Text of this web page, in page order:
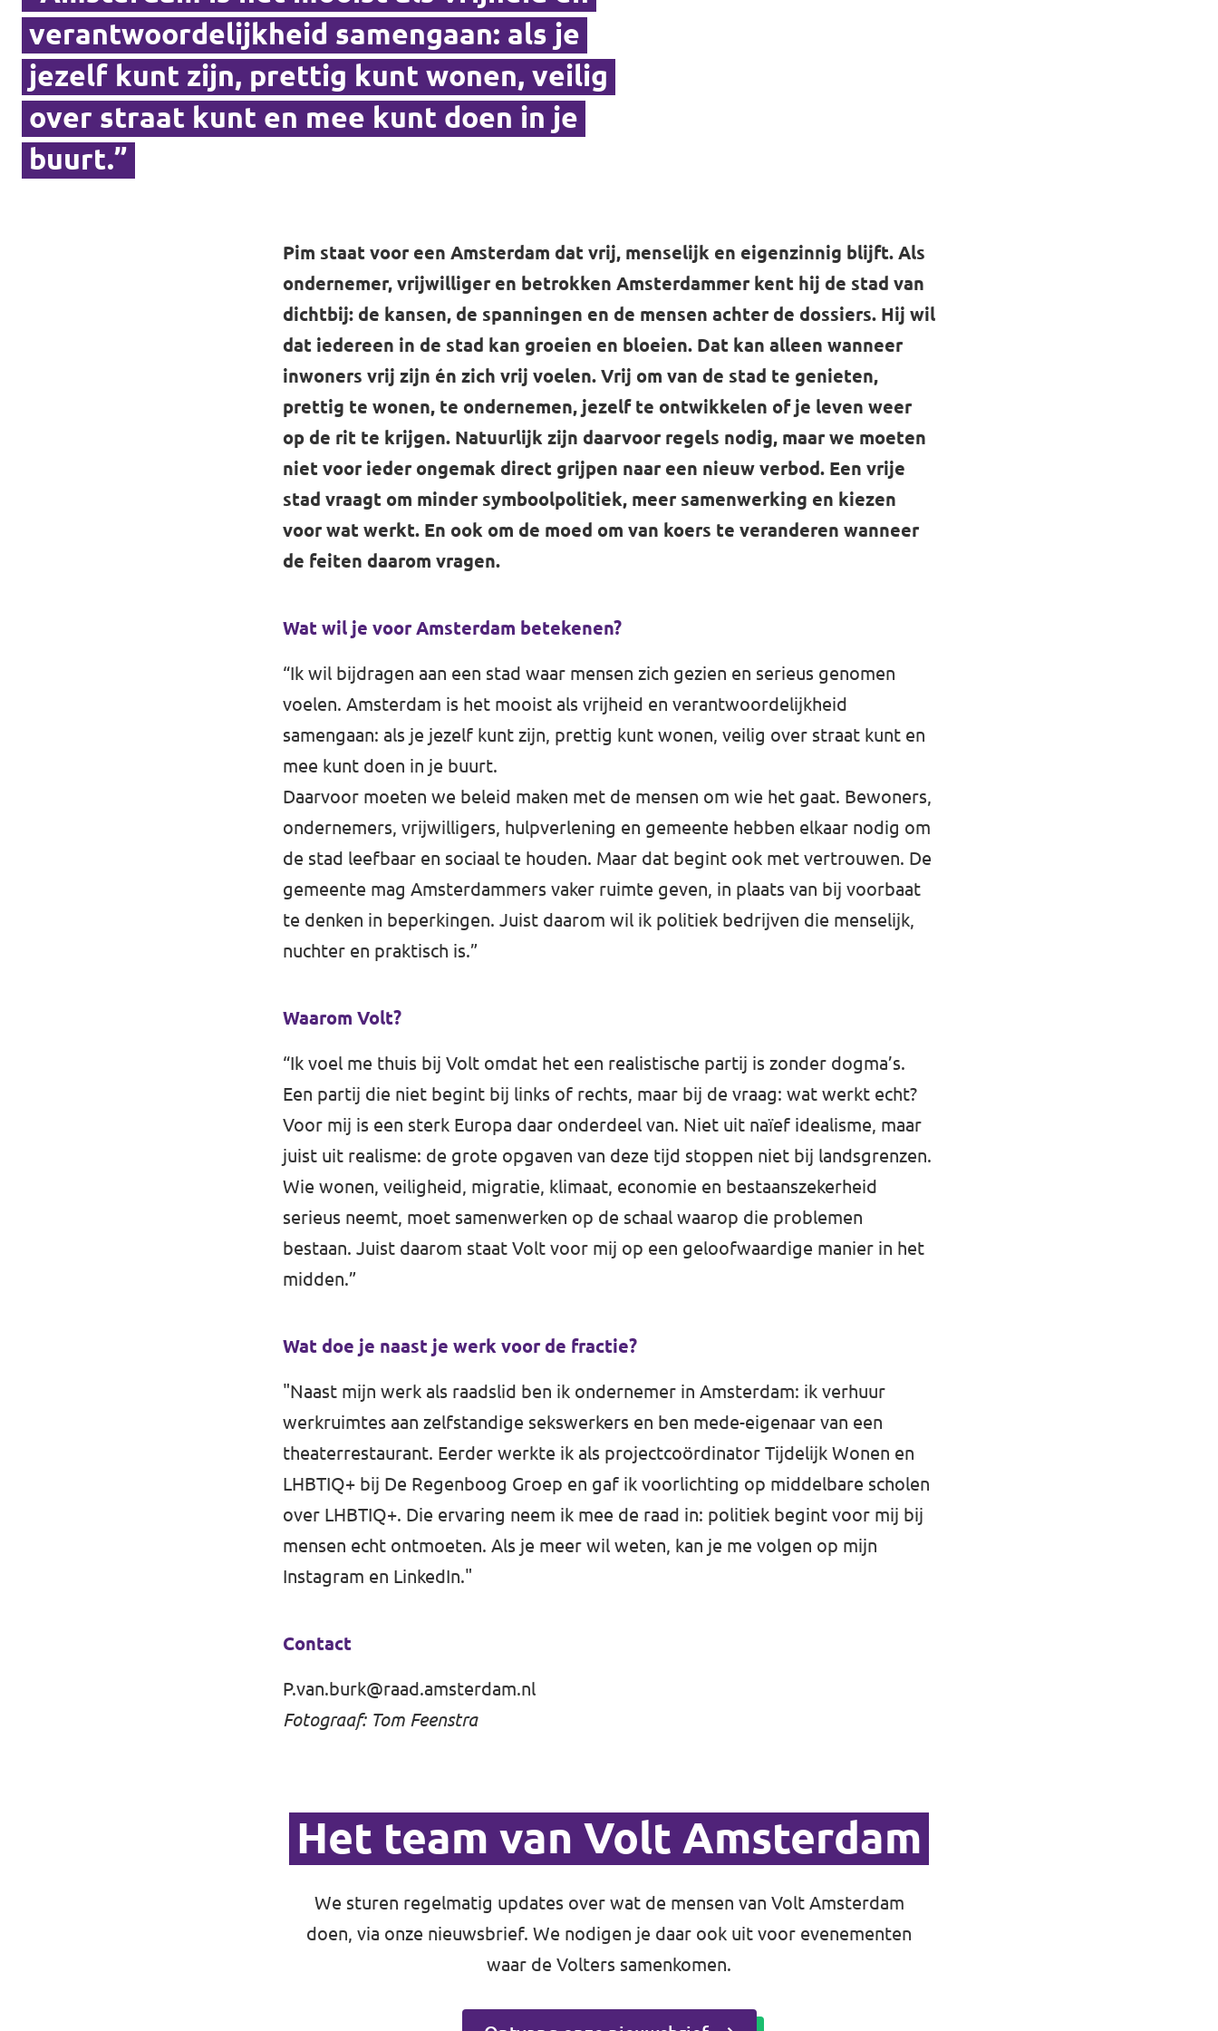
Vacatures
Contact
verantwoordelijkheid samengaan: als je
jezelf kunt zijn, prettig kunt wonen, veilig
over straat kunt en mee kunt doen in je
buurt.”
Pim staat voor een Amsterdam dat vrij, menselijk en eigenzinnig blijft. Als
ondernemer, vrijwilliger en betrokken Amsterdammer kent hij de stad van
dichtbij: de kansen, de spanningen en de mensen achter de dossiers. Hij wil
dat iedereen in de stad kan groeien en bloeien. Dat kan alleen wanneer
inwoners vrij zijn én zich vrij voelen. Vrij om van de stad te genieten,
prettig te wonen, te ondernemen, jezelf te ontwikkelen of je leven weer
op de rit te krijgen. Natuurlijk zijn daarvoor regels nodig, maar we moeten
niet voor ieder ongemak direct grijpen naar een nieuw verbod. Een vrije
stad vraagt om minder symboolpolitiek, meer samenwerking en kiezen
voor wat werkt. En ook om de moed om van koers te veranderen wanneer
de feiten daarom vragen.
Wat wil je voor Amsterdam betekenen?
“Ik wil bijdragen aan een stad waar mensen zich gezien en serieus genomen
voelen. Amsterdam is het mooist als vrijheid en verantwoordelijkheid
samengaan: als je jezelf kunt zijn, prettig kunt wonen, veilig over straat kunt en
mee kunt doen in je buurt.
Daarvoor moeten we beleid maken met de mensen om wie het gaat. Bewoners,
ondernemers, vrijwilligers, hulpverlening en gemeente hebben elkaar nodig om
de stad leefbaar en sociaal te houden. Maar dat begint ook met vertrouwen. De
gemeente mag Amsterdammers vaker ruimte geven, in plaats van bij voorbaat
te denken in beperkingen. Juist daarom wil ik politiek bedrijven die menselijk,
nuchter en praktisch is.”
Waarom Volt?
“Ik voel me thuis bij Volt omdat het een realistische partij is zonder dogma’s.
Een partij die niet begint bij links of rechts, maar bij de vraag: wat werkt echt?
Voor mij is een sterk Europa daar onderdeel van. Niet uit naïef idealisme, maar
juist uit realisme: de grote opgaven van deze tijd stoppen niet bij landsgrenzen.
Wie wonen, veiligheid, migratie, klimaat, economie en bestaanszekerheid
serieus neemt, moet samenwerken op de schaal waarop die problemen
bestaan. Juist daarom staat Volt voor mij op een geloofwaardige manier in het
midden.”
Wat doe je naast je werk voor de fractie?
"Naast mijn werk als raadslid ben ik ondernemer in Amsterdam: ik verhuur
werkruimtes aan zelfstandige sekswerkers en ben mede-eigenaar van een
theaterrestaurant. Eerder werkte ik als projectcoördinator Tijdelijk Wonen en
LHBTIQ+ bij De Regenboog Groep en gaf ik voorlichting op middelbare scholen
over LHBTIQ+. Die ervaring neem ik mee de raad in: politiek begint voor mij bij
mensen echt ontmoeten. Als je meer wil weten, kan je me volgen op mijn
Instagram en LinkedIn."
Contact
P.van.burk@raad.amsterdam.nl
Fotograaf: Tom Feenstra
Het team van Volt Amsterdam
We sturen regelmatig updates over wat de mensen van Volt Amsterdam
doen, via onze nieuwsbrief. We nodigen je daar ook uit voor evenementen
waar de Volters samenkomen.